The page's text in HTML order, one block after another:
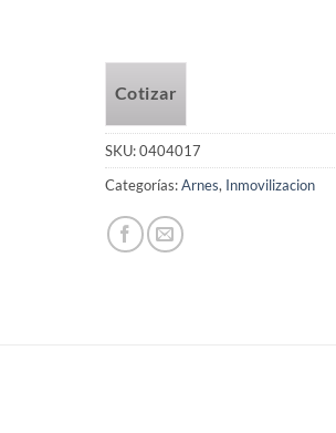
Cotizar
SKU:0404017
Categorías:Arnes, Inmovilizacion